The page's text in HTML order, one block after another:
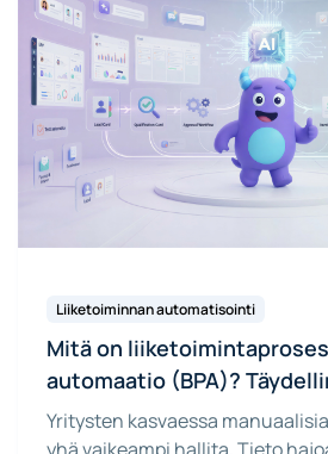
Liiketoiminnan automatisointi
Mitä on
automaatio (BPA)?
Yritysten kasvaessa